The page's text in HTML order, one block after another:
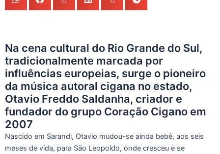
Na cena cultural do Rio Grande do Sul,
tradicionalmente marcada por
influências europeias, surge o pioneiro
da música autoral cigana no estado,
Otavio Freddo Saldanha, criador e
fundador do grupo Coração Cigano em
2007
Nascido em Sarandi, Otavio mudou-se ainda bebê, aos seis
meses de vida, para São Leopoldo, onde cresceu e se